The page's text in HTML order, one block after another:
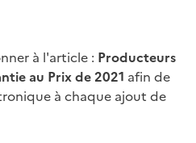
à l'article : Producteurs
au Prix de 2021 afin de
à chaque ajout de